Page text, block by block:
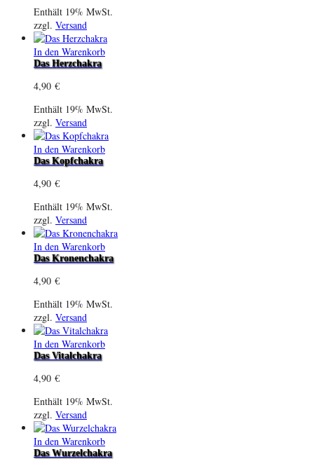
Enthält 19% MwSt.
zzgl. Versand
In den Warenkorb
Das Herzchakra
4,90 €
Enthält 19% MwSt.
zzgl. Versand
In den Warenkorb
Das Kopfchakra
4,90 €
Enthält 19% MwSt.
zzgl. Versand
In den Warenkorb
Das Kronenchakra
4,90 €
Enthält 19% MwSt.
zzgl. Versand
In den Warenkorb
Das Vitalchakra
4,90 €
Enthält 19% MwSt.
zzgl. Versand
In den Warenkorb
Das Wurzelchakra